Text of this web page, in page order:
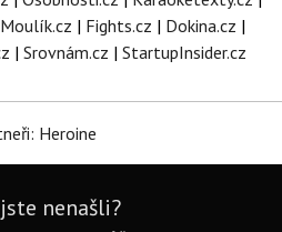
Moulík.cz | Fights.cz | Dokina.cz |
| Srovnám.cz | StartupInsider.cz
Heroine
nenašli?